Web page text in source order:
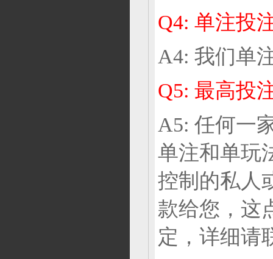
Q4: 单注投
A4: 我们单
Q5: 最高投
A5: 任何一
单注和单玩
控制的私人
款给您，这
定，详细请